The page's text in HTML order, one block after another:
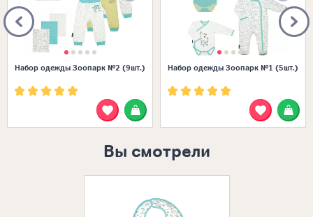
Набор одежды Зоопарк №2 (9шт.) Набор одежды Зоопарк №1 (5шт.)
Вы смотрели